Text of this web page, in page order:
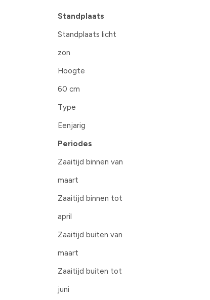
Standplaats
Standplaats licht
zon
Hoogte
60 cm
Type
Eenjarig
Periodes
Zaaitijd binnen van
maart
Zaaitijd binnen tot
april
Zaaitijd buiten van
maart
Zaaitijd buiten tot
juni